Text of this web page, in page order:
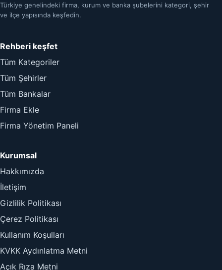
Türkiye genelindeki firma, kurum ve banka şubelerini kategori, şehir
ve ilçe yapısında keşfedin.
Rehberi keşfet
Tüm Kategoriler
Tüm Şehirler
Tüm Bankalar
Firma Ekle
Firma Yönetim Paneli
Kurumsal
Hakkımızda
İletişim
Gizlilik Politikası
Çerez Politikası
Kullanım Koşulları
KVKK Aydınlatma Metni
Açık Rıza Metni